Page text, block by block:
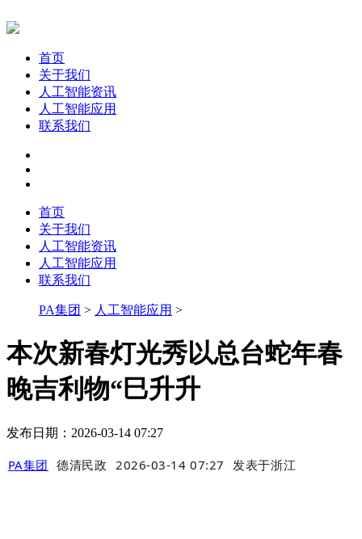
首页
关于我们
人工智能资讯
人工智能应用
联系我们
首页
关于我们
人工智能资讯
人工智能应用
联系我们
PA集团 > 人工智能应用 >
本次新春灯光秀以总台蛇年春
晚吉利物“巳升升
发布日期：2026-03-14 07:27
PA集团 德清民政 2026-03-14 07:27 发表于浙江